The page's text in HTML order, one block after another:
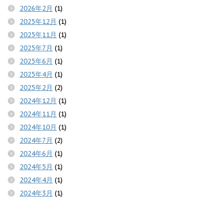
2026年2月 (1)
2025年12月 (1)
2025年11月 (1)
2025年7月 (1)
2025年6月 (1)
2025年4月 (1)
2025年2月 (2)
2024年12月 (1)
2024年11月 (1)
2024年10月 (1)
2024年7月 (2)
2024年6月 (1)
2024年5月 (1)
2024年4月 (1)
2024年3月 (1)